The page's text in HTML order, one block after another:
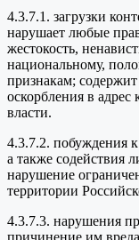
4.3.7.1. загрузки
нарушает любые
жестокость,
национальному,
признакам;
оскорбления в
власти.
4.3.7.2. побуждения
а также содействия
нарушение
территории
4.3.7.3. нарушения
причинение им